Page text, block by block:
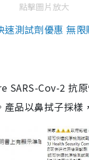
點擊圖片放大
測試劑優惠 無
SARS-Cov-2 抗
品以鼻拭子採樣